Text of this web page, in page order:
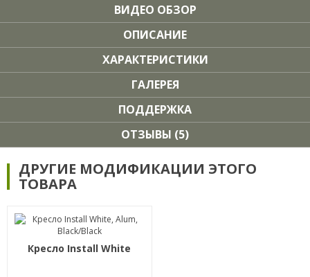
ВИДЕО ОБЗОР
ОПИСАНИЕ
ХАРАКТЕРИСТИКИ
ГАЛЕРЕЯ
ПОДДЕРЖКА
ОТЗЫВЫ (5)
ДРУГИЕ МОДИФИКАЦИИ ЭТОГО
ТОВАРА
Кресло Install White